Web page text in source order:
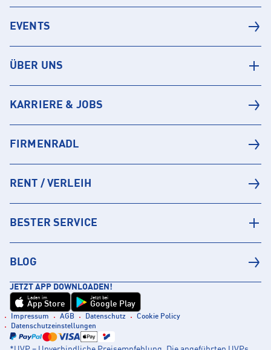
EVENTS
ÜBER UNS
KARRIERE & JOBS
FIRMENRADL
RENT / VERLEIH
BESTER SERVICE
BLOG
JETZT APP DOWNLOADEN!
Laden im
App Store
Jetzt bei
Google Play
Impressum AGB Datenschutz
Cookie Policy
Datenschutzeinstellungen